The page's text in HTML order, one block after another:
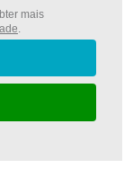
mais
.